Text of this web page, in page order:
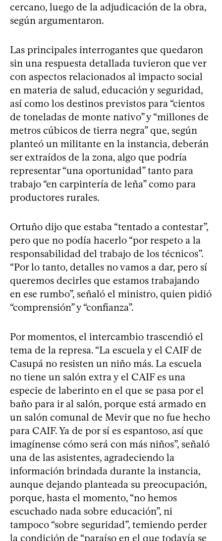
cercano, luego de la adjudicación de la obra,
según argumentaron.
Las principales interrogantes que quedaron
sin una respuesta detallada tuvieron que ver
con aspectos relacionados al impacto social
en materia de salud, educación y seguridad,
así como los destinos previstos para “cientos
de toneladas de monte nativo” y “millones de
metros cúbicos de tierra negra” que, según
planteó un militante en la instancia, deberán
ser extraídos de la zona, algo que podría
representar “una oportunidad” tanto para
trabajo “en carpintería de leña” como para
productores rurales.
Ortuño dijo que estaba “tentado a contestar”,
pero que no podía hacerlo “por respeto a la
responsabilidad del trabajo de los técnicos”.
“Por lo tanto, detalles no vamos a dar, pero sí
queremos decirles que estamos trabajando
en ese rumbo”, señaló el ministro, quien pidió
“comprensión” y “confianza”.
Por momentos, el intercambio trascendió el
tema de la represa. “La escuela y el CAIF de
Casupá no resisten un niño más. La escuela
no tiene un salón extra y el CAIF es una
especie de laberinto en el que se pasa por el
baño para ir al salón, porque está armado en
un salón comunal de Mevir que no fue hecho
para CAIF. Ya de por sí es espantoso, así que
imagínense cómo será con más niños”, señaló
una de las asistentes, agradeciendo la
información brindada durante la instancia,
aunque dejando planteada su preocupación,
porque, hasta el momento, “no hemos
escuchado nada sobre educación”, ni
tampoco “sobre seguridad”, temiendo perder
la condición de “paraíso en el que todavía se